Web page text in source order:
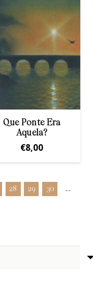
Que Ponte Era
Aquela?
€8,00
28 29 30 …